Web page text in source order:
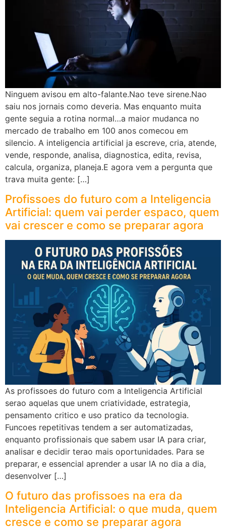
Ninguem avisou em alto-falante.Nao teve sirene.Nao
saiu nos jornais como deveria. Mas enquanto muita
gente seguia a rotina normal…a maior mudanca no
mercado de trabalho em 100 anos comecou em
silencio. A inteligencia artificial ja escreve, cria, atende,
vende, responde, analisa, diagnostica, edita, revisa,
calcula, organiza, planeja.E agora vem a pergunta que
trava muita gente: […]
Profissoes do futuro com a Inteligencia
Artificial: quem vai perder espaco, quem
vai crescer e como se preparar agora
As profissoes do futuro com a Inteligencia Artificial
serao aquelas que unem criatividade, estrategia,
pensamento critico e uso pratico da tecnologia.
Funcoes repetitivas tendem a ser automatizadas,
enquanto profissionais que sabem usar IA para criar,
analisar e decidir terao mais oportunidades. Para se
preparar, e essencial aprender a usar IA no dia a dia,
desenvolver […]
O futuro das profissoes na era da
Inteligencia Artificial: o que muda, quem
cresce e como se preparar agora